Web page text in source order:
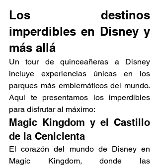
Los destinos
imperdibles en Disney y
más allá
Un tour de quinceañeras a Disney
incluye experiencias únicas
en los
parques más emblemáticos del mundo.
Aquí te presentamos los imperdibles
para disfrutar al máximo:
Magic Kingdom y el Castillo
de la Cenicienta
El corazón del mundo de Disney en
Magic Kingdom, donde las